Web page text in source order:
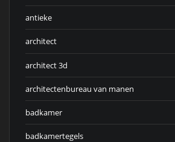
antieke
architect
architect 3d
architectenbureau van manen
badkamer
badkamertegels